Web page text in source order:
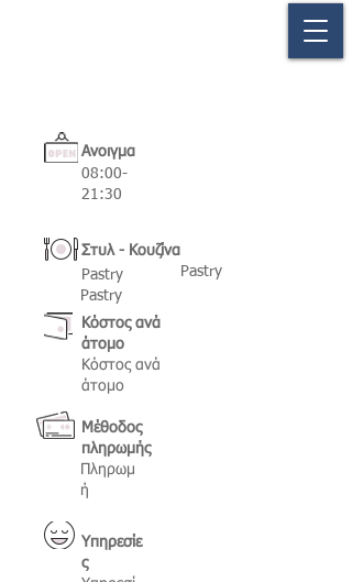
Ανοιγμα
08:00-
21:30
Στυλ - Κουζίνα
Pastry
Pastry
Pastry
Κόστος ανά
άτομο
Κόστος ανά
άτομο
Μέθοδος
πληρωμής
Πληρωμ
ή
Υπηρεσίε
ς